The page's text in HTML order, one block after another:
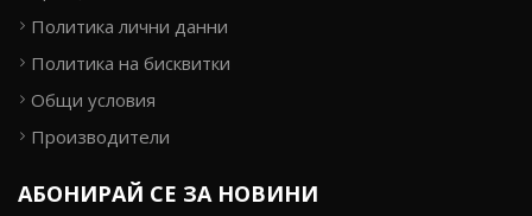
Политика лични данни
Политика на бисквитки
Общи условия
Производители
АБОНИРАЙ СЕ ЗА НОВИНИ